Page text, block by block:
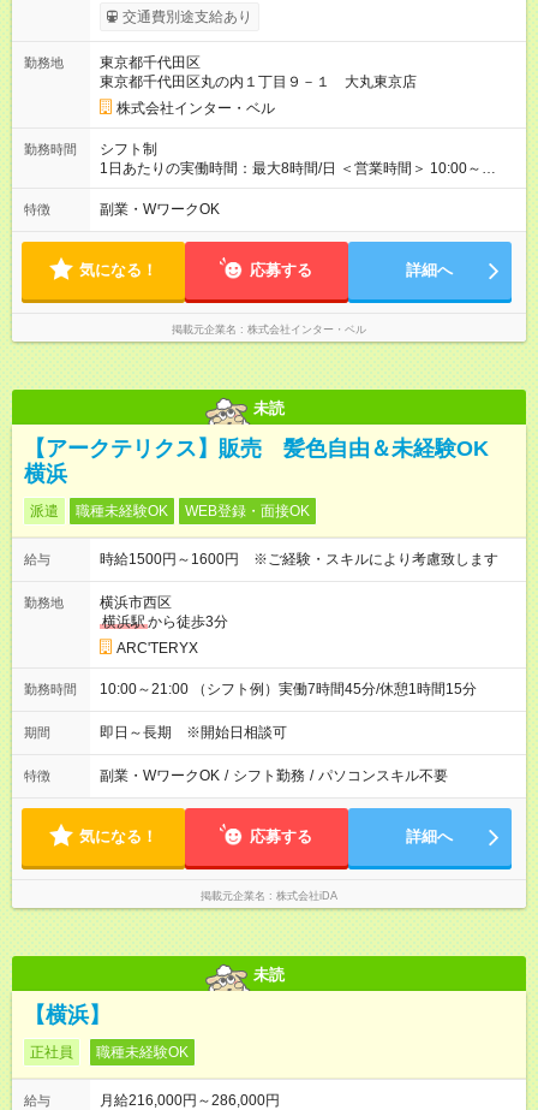
りません 【試用期間】試用期間あり 試用期間の長さ：3ヶ月 雇
用形態、給与は本採用時と同じです。
交通費別途支給あり
勤務地
東京都千代田区
東京都千代田区丸の内１丁目９－１ 大丸東京店
株式会社インター・ベル
勤務時間
シフト制
1日あたりの実働時間：最大8時間/日 ＜営業時間＞ 10:00～
20:00 ＜勤務時間＞ 9:30～20:30(実働8h・休憩1hのシフト制) 週
休2日制、月9日休み、残業はほぼありません 早番・遅番の2交
ができます。
特徴 副業・WワークOK
気になる！ 応募する 詳細へ
掲載元企業名 株式会社インター・ベル
未読
【アークテリクス】販売 髪色自由＆未経験OK
横浜
派遣 職種未経験OK WEB登録・面接OK
給与 時給1500円～1600円 ※ご経験・スキルにより考慮致します
勤務地
横浜市西区
横浜駅から徒歩3分
ARC'TERYX
勤務時間 10:00～21:00 （シフト例）実働7時間45分/休憩1時間15分
期間 即日～長期 ※開始日相談可
特徴 副業・WワークOK / シフト勤務 / パソコンスキル不要
気になる！ 応募する 詳細へ
掲載元企業名 株式会社iDA
未読
【横浜】
正社員 職種未経験OK
給与
月給216,000円～286,000円